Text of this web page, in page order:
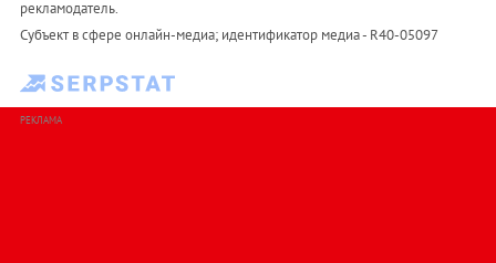
рекламодатель.
Субъект в сфере онлайн-медиа; идентификатор медиа - R40-05097
РЕКЛАМА